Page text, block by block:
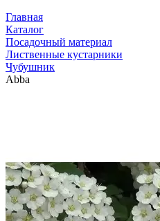
Главная
Каталог
Посадочный материал
Лиственные кустарники
Чубушник
Abba